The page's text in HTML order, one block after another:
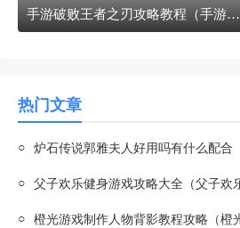
手游破败王者之刃攻略教程（手游破败王者之刃攻略教程图）
热门文章
○ 炉石传说郭雅夫人好用吗有什么配合
○
○